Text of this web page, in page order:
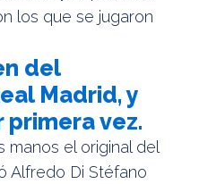
los que se jugaron
del
Madrid, y
primera vez.
manos el original del
Alfredo Di Stéfano